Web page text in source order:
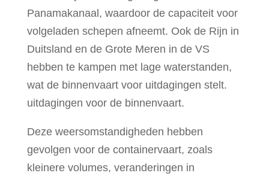
Panamakanaal, waardoor de capaciteit voor
volgeladen schepen afneemt. Ook de Rijn in
Duitsland en de Grote Meren in de VS
hebben te kampen met lage waterstanden,
wat de binnenvaart voor uitdagingen stelt.
uitdagingen voor de binnenvaart.
Deze weersomstandigheden hebben
gevolgen voor de containervaart, zoals
kleinere volumes, veranderingen in